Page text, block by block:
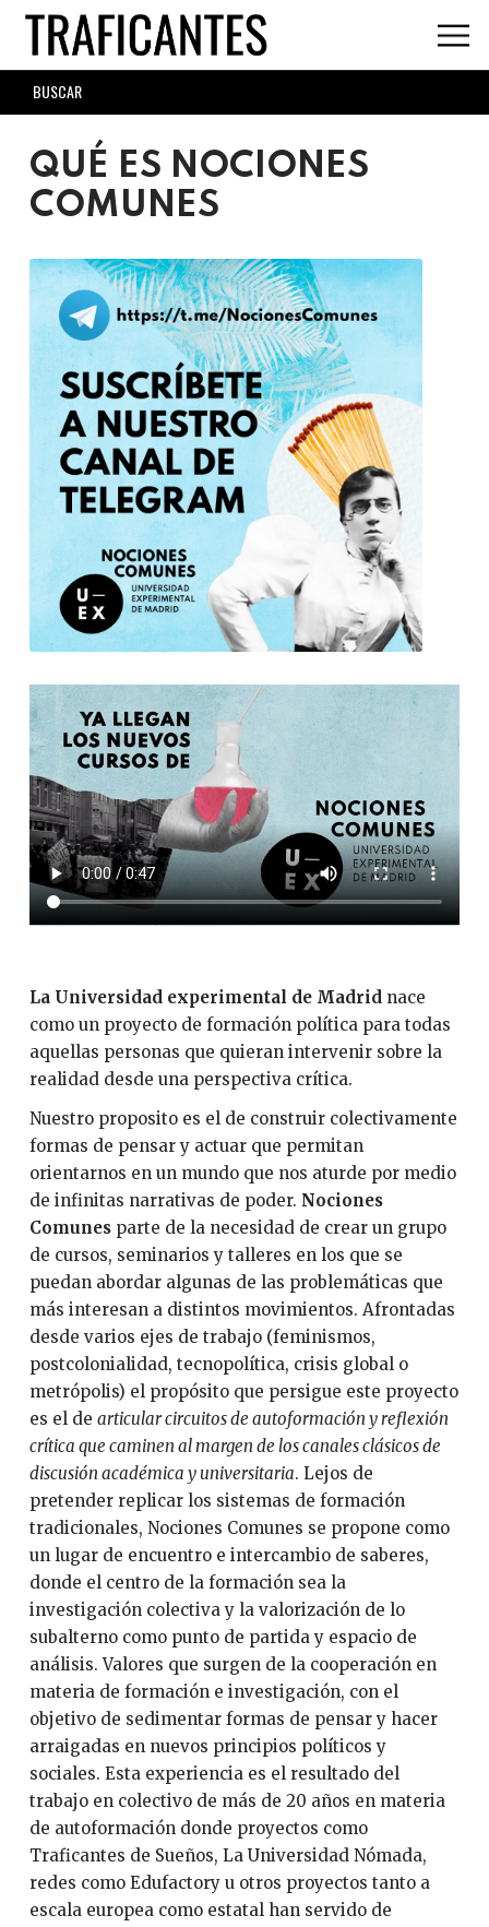
Skip
main
content
SEARCH
FORM
QUÉ ES NOCIONES
COMUNES
La Universidad experimental de Madridnace
como un proyecto de formación política para todas
aquellas personas que quieran intervenir sobre la
realidad desde una perspectiva crítica.
Nuestro proposito es el de construir colectivamente
formas de pensar y actuar que permitan
orientarnos en un mundo que nos aturde por medio
de infinitas narrativas de poder. Nociones
Comunes parte de la necesidad de crear un grupo
de cursos, seminarios y talleres en los que se
puedan abordar algunas de las problemáticas que
más interesan a distintos movimientos. Afrontadas
desde varios ejes de trabajo (feminismos,
postcolonialidad, tecnopolítica, crisis global o
metrópolis) el propósito que persigue este proyecto
es el de articular circuitos de autoformación y reflexión
crítica que caminen al margen de los canales clásicos de
discusión académica y universitaria. Lejos de
pretender replicar los sistemas de formación
tradicionales, Nociones Comunes se propone como
un lugar de encuentro e intercambio de saberes,
donde el centro de la formación sea la
investigación colectiva y la valorización de lo
subalterno como punto de partida y espacio de
análisis. Valores que surgen de la cooperación en
materia de formación e investigación, con el
objetivo de sedimentar formas de pensar y hacer
arraigadas en nuevos principios políticos y
sociales. Esta experiencia es el resultado del
trabajo en colectivo de más de 20 años en materia
de autoformación donde proyectos como
Traficantes de Sueños, La Universidad Nómada,
redes como Edufactory u otros proyectos tanto a
escala europea como estatal han servido de